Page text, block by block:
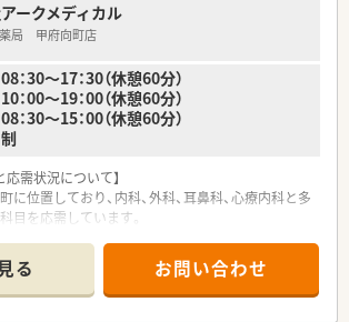
ークメディカル
局 甲府向町店
30～17：30（休憩60分）
～19：00（休憩60分）
～15：00（休憩60分）
応需状況について】
に位置しており、内科、外科、耳鼻科、心療内科と多
目を応需しています。
おり、薬剤師は常時3名体制で対応をされていま
ート複数名と人員体制が非常に厚いため、一人ひ
に対して丁寧に向き合いながら、精度の高い調剤を
る お問い合わせ